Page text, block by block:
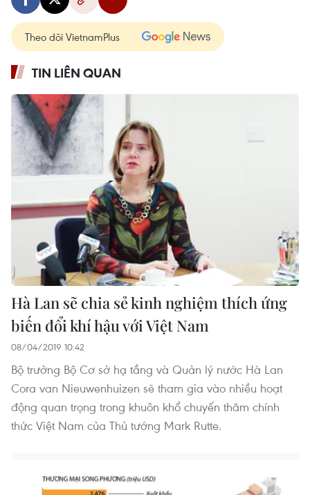
Theo dõi VietnamPlus
TIN LIÊN QUAN
Hà Lan sẽ chia sẻ kinh nghiệm thích ứng
biến đổi khí hậu với Việt Nam
08/04/2019 10:42
Bộ trưởng Bộ Cơ sở hạ tầng và Quản lý nước Hà Lan
Cora van Nieuwenhuizen sẽ tham gia vào nhiều hoạt
động quan trọng trong khuôn khổ chuyến thăm chính
thức Việt Nam của Thủ tướng Mark Rutte.